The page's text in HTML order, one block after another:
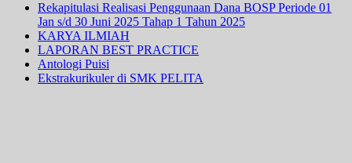
Rekapitulasi Realisasi Penggunaan Dana BOSP Periode 01
Jan s/d 30 Juni 2025 Tahap 1 Tahun 2025
KARYA ILMIAH
LAPORAN BEST PRACTICE
Antologi Puisi
Ekstrakurikuler di SMK PELITA